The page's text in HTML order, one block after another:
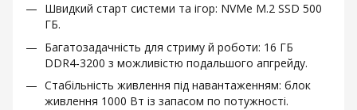
Швидкий старт системи та ігор: NVMe M.2 SSD 500
ГБ.
Багатозадачність для стриму й роботи: 16 ГБ
DDR4‑3200 з можливістю подальшого апгрейду.
Стабільність живлення під навантаженням: блок
живлення 1000 Вт із запасом по потужності.